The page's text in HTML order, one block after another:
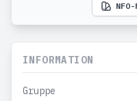
INFORMATION
Gruppe